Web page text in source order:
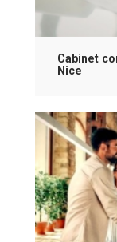
Cabinet
Nice